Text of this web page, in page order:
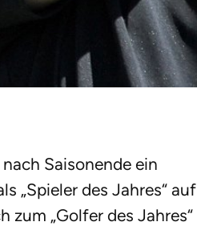
Saisonende ein
„Spieler des Jahres“ auf
zum „Golfer des Jahres“